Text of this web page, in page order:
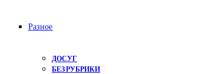
Разное
ДОСУГ
БЕЗ РУБРИКИ